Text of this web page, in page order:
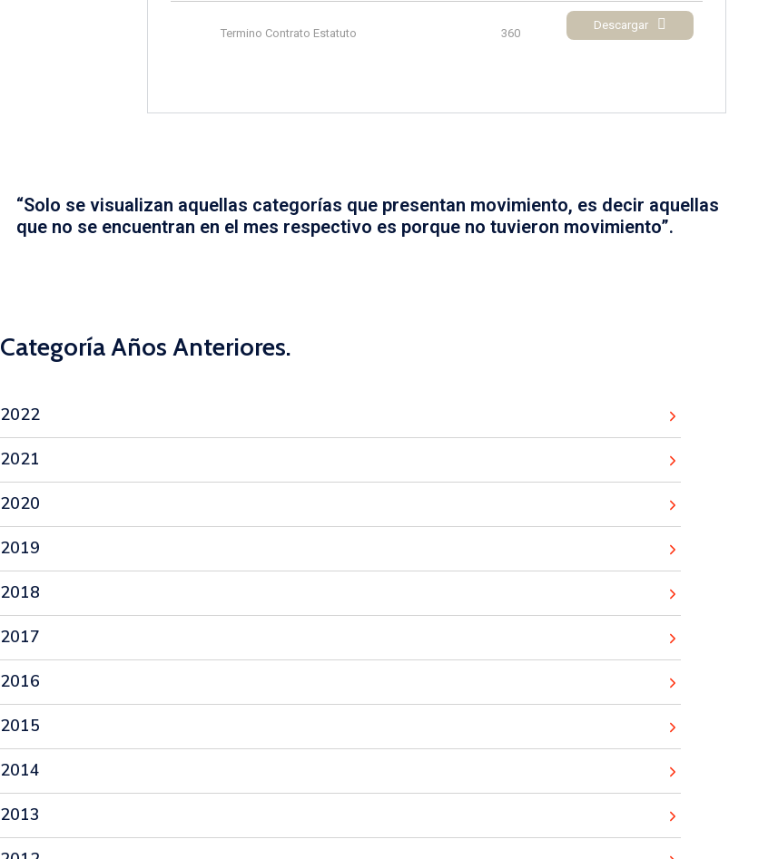
Termino Contrato Estatuto 360
Descargar
“Solo se visualizan aquellas categorías que presentan movimiento, es decir aquellas
que no se encuentran en el mes respectivo es porque no tuvieron movimiento”.
Categoría Años Anteriores.
2022
2021
2020
2019
2018
2017
2016
2015
2014
2013